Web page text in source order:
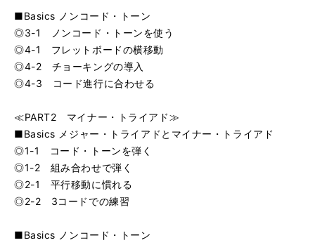
■Basics ノンコード・トーン
◎3-1 ノンコード・トーンを使う
◎4-1 フレットボードの横移動
◎4-2 チョーキングの導入
◎4-3 コード進行に合わせる
≪PART2 マイナー・トライアド≫
■Basics メジャー・トライアドとマイナー・トライアド
◎1-1 コード・トーンを弾く
◎1-2 組み合わせで弾く
◎2-1 平行移動に慣れる
◎2-2 3コードでの練習
■Basics ノンコード・トーン